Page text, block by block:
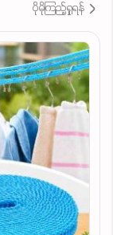
ပိုမိုကြည့်ရှုရန်